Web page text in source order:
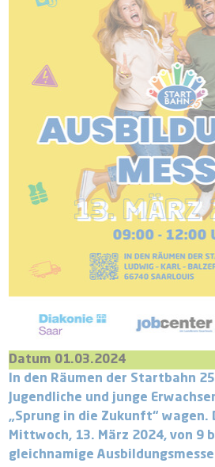
Datum 01.03.2024
In den Räumen der Startbahn
Jugendliche und junge
„Sprung in die Zukunft“ wagen.
Mittwoch, 13. März 2024, von 9
gleichnamige